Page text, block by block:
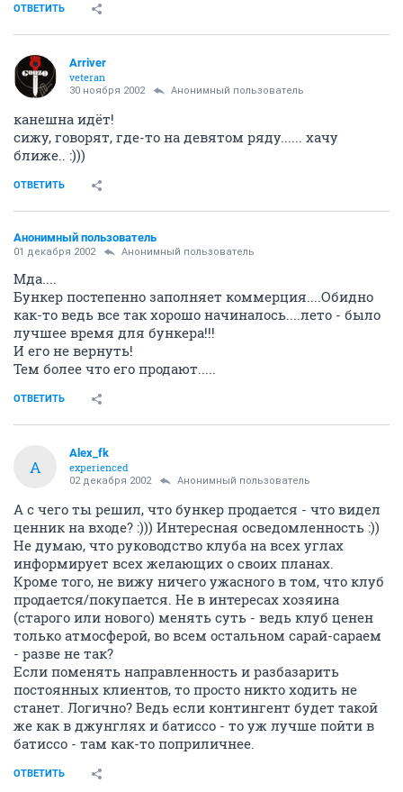
ОТВЕТИТЬ
Arriver
veteran
30 ноября 2002 Анонимный пользователь
канешна идёт!
сижу, говорят, где-то на девятом ряду...... хачу
ближе.. :)))
ОТВЕТИТЬ
Анонимный пользователь
01 декабря 2002 Анонимный пользователь
Мда....
Бункер постепенно заполняет коммерция....Обидно
как-то ведь все так хорошо начиналось....лето - было
лучшее время для бункера!!!
И его не вернуть!
Тем более что его продают.....
ОТВЕТИТЬ
A
Alex_fk
experienced
02 декабря 2002 Анонимный пользователь
А с чего ты решил, что бункер продается - что видел
ценник на входе? :))) Интересная осведомленность :))
Не думаю, что руководство клуба на всех углах
информирует всех желающих о своих планах.
Кроме того, не вижу ничего ужасного в том, что клуб
продается/покупается. Не в интересах хозяина
(старого или нового) менять суть - ведь клуб ценен
только атмосферой, во всем остальном сарай-сараем
- разве не так?
Если поменять направленность и разбазарить
постоянных клиентов, то просто никто ходить не
станет. Логично? Ведь если контингент будет такой
же как в джунглях и батиссо - то уж лучше пойти в
батиссо - там как-то поприличнее.
ОТВЕТИТЬ